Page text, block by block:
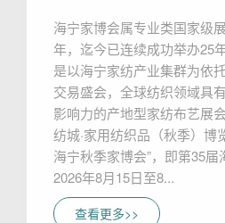
海宁家博会属专业类国家级
年，迄今已连续成功举办25
是以海宁家纺产业集群为依
交易盛会，全球纺织领域具
影响力的产地型家纺布艺展
纺城·家用纺织品（秋季）博
海宁秋季家博会”，即第35
2026年8月15日至8...
查看更多>>